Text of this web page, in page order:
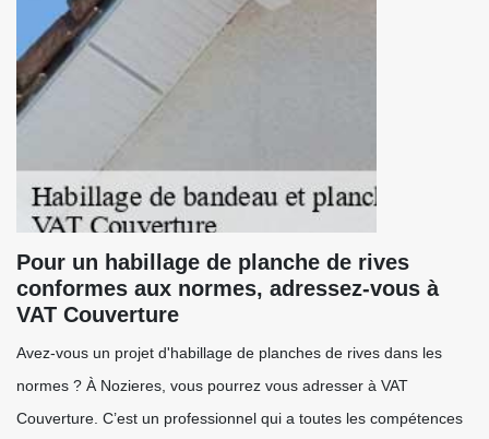
Pour un habillage de planche de rives
conformes aux normes, adressez-vous à
VAT Couverture
Avez-vous un projet d'habillage de planches de rives dans les
normes ? À Nozieres, vous pourrez vous adresser à VAT
Couverture. C’est un professionnel qui a toutes les compétences